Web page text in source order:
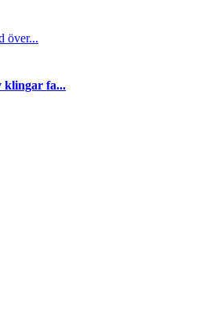
över...
klingar fa...